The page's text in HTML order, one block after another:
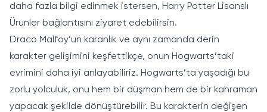
daha fazla bilgi edinmek istersen, Harry Potter Lisanslı
Ürünler bağlantısını ziyaret edebilirsin.
Draco Malfoy’un karanlık ve aynı zamanda derin
karakter gelişimini keşfettikçe, onun Hogwarts’taki
evrimini daha iyi anlayabiliriz. Hogwarts’ta yaşadığı bu
zorlu yolculuk, onu hem bir düşman hem de bir kahraman
yapacak şekilde dönüştürebilir. Bu karakterin değişen